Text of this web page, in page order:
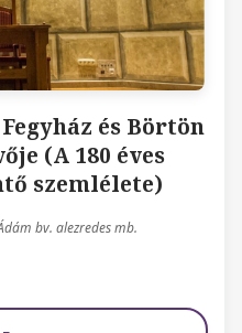
és Börtön
(A 180 éves
szemlélete)
bv. alezredes mb.